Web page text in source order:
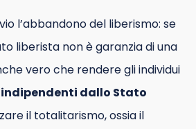
l’abbandono del liberismo: se
liberista non è garanzia di una
vero che rendere gli individui
indipendenti dallo Stato
il totalitarismo, ossia il